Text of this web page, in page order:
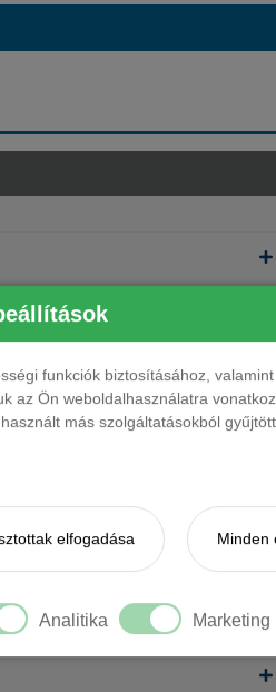
funkciók biztosításához,
az Ön weboldalhasználatra
más szolgáltatásokból
elfogadása Minden
Analitika Marketing